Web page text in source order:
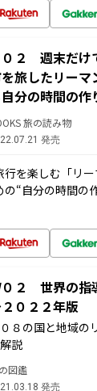
０２ 週末だけ
旅したリーマ
分の時間の作
旅の読み物
発売
を楽しむ「リー
“自分の時間の
２ 世界の指
０２２年版
８の国と地域の
説
図鑑
発売